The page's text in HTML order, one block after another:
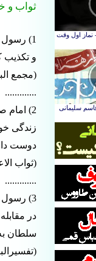
ثواب و
و تکذیب
(مجمع
.............
2)
زندگی
دوست
(ثواب
.............
3) رسول
در
سلطان